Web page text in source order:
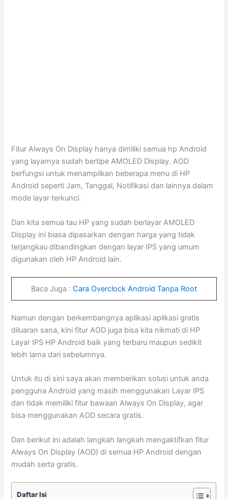
Fitur Always On Display hanya dimiliki semua hp Android
yang layarnya sudah bertipe AMOLED Display. AOD
berfungsi untuk menampilkan beberapa menu di HP
Android seperti Jam, Tanggal, Notifikasi dan lainnya dalam
mode layar terkunci.
Dan kita semua tau HP yang sudah berlayar AMOLED
Display ini biasa dipasarkan dengan harga yang tidak
terjangkau dibandingkan dengan layar IPS yang umum
digunakan oleh HP Android lain.
Baca Juga : Cara Overclock Android Tanpa Root
Namun dengan berkembangnya aplikasi aplikasi gratis
diluaran sana, kini fitur AOD juga bisa kita nikmati di HP
Layar IPS HP Android baik yang terbaru maupun sedikit
lebih lama dari sebelumnya.
Untuk itu di sini saya akan memberikan solusi untuk anda
pengguna Android yang masih menggunakan Layar IPS
dan tidak memiliki fitur bawaan Always On Display, agar
bisa menggunakan AOD secara gratis.
Dan berikut ini adalah langkah langkah mengaktifkan fitur
Always On Display (AOD) di semua HP Android dengan
mudah serta gratis.
Daftar Isi